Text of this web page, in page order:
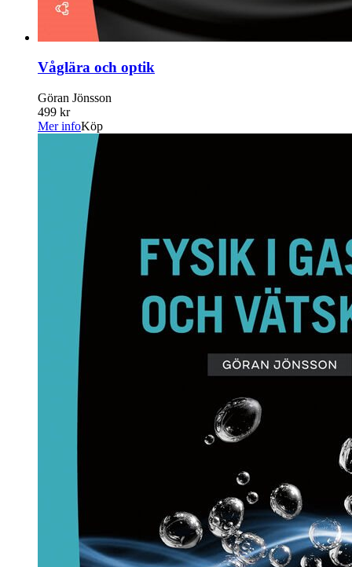
Våglära och optik
Göran Jönsson
499 kr
Mer infoKöp